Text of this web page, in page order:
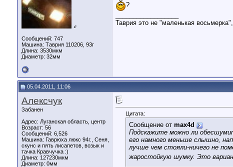
♂
Сообщений: 747
Машина: Таврия 110206, 93г
Длина: 3530мкм
Диаметр: 32мм
?
Таврия это не "маленькая
05.04.2011, 11:06
Алексчук
Забанен
Адрес: Луганская область, центр
Возраст: 56
Сообщений: 6,526
Машина: Гаврюха люкс 94г., Сеня,
скунс и пять лисапетов, возык и
тачка Кравчучка :)
Длина: 127230мкм
Диаметр: 0мм
Цитата:
Сообщение от max4d
Подскажите можно ли
его намного меньше слышно,
лучше чем стояли-ничего не
жаростойкую шумку. Это